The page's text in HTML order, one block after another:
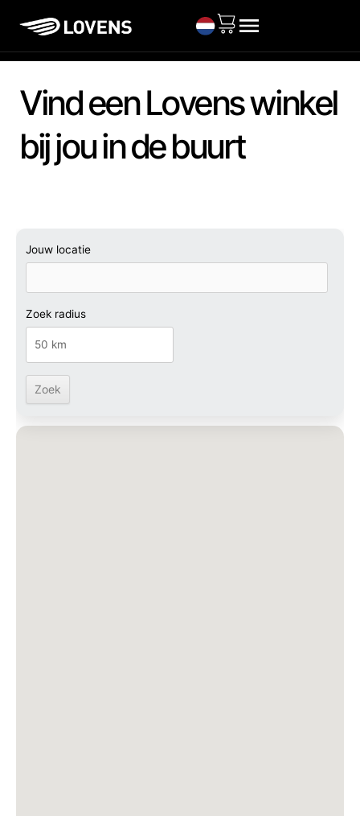
naar
inhoud
Vind een Lovens winkel
bij jou in de buurt
Jouw locatie
Zoek radius